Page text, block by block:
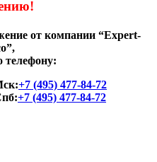
от компании “Expert-
телефону:
+7 (495) 477-84-72
+7 (495) 477-84-72